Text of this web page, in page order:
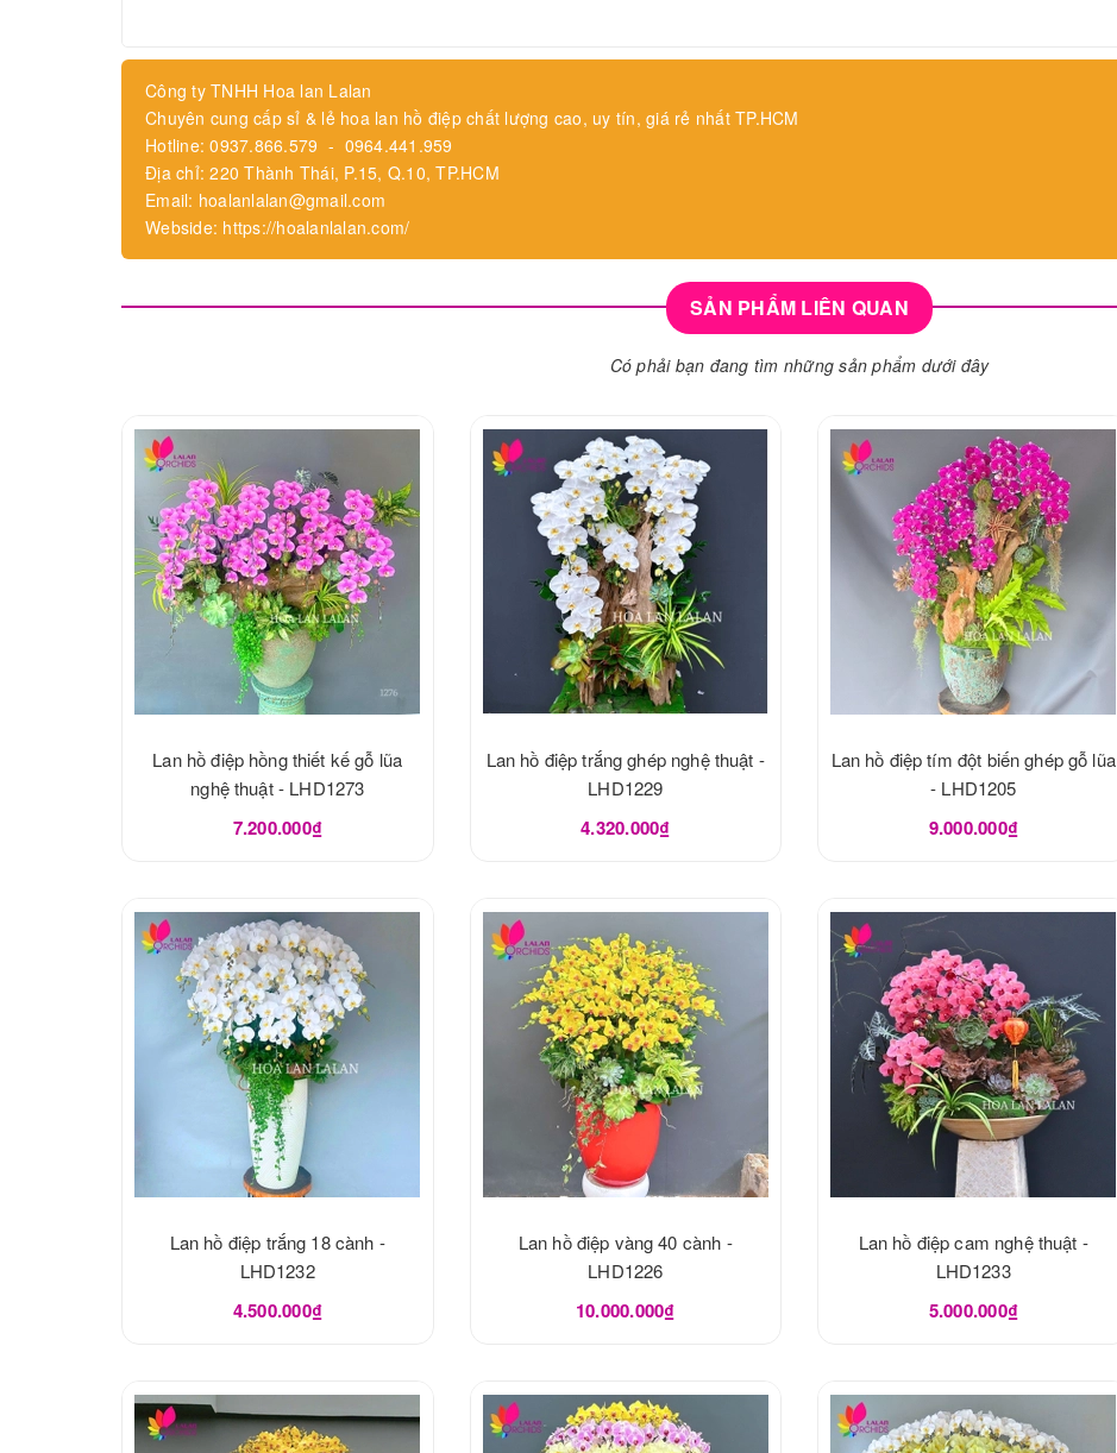
Công ty TNHH Hoa lan Lalan
Chuyên cung cấp sỉ & lẻ hoa lan hồ điệp chất lượng cao, uy tín, giá rẻ nhất TP.HCM
Hotline: 0937.866.579 - 0964.441.959
Địa chỉ: 220 Thành Thái, P.15, Q.10, TP.HCM
Email: hoalanlalan@gmail.com
Webside: https://hoalanlalan.com/
SẢN PHẨM LIÊN QUAN
Có phải bạn đang tìm những sản phẩm dưới đây
Lan hồ điệp hồng thiết kế gỗ lũa
nghệ thuật - LHD1273
7.200.000₫
Lan hồ điệp trắng ghép nghệ thuật -
LHD1229
4.320.000₫
Lan hồ điệp tím đột biến ghép gỗ lũa
- LHD1205
9.000.000₫
Lan hồ điệp trắng 18 cành -
LHD1232
4.500.000₫
Lan hồ điệp vàng 40 cành -
LHD1226
10.000.000₫
Lan hồ điệp cam nghệ thuật -
LHD1233
5.000.000₫